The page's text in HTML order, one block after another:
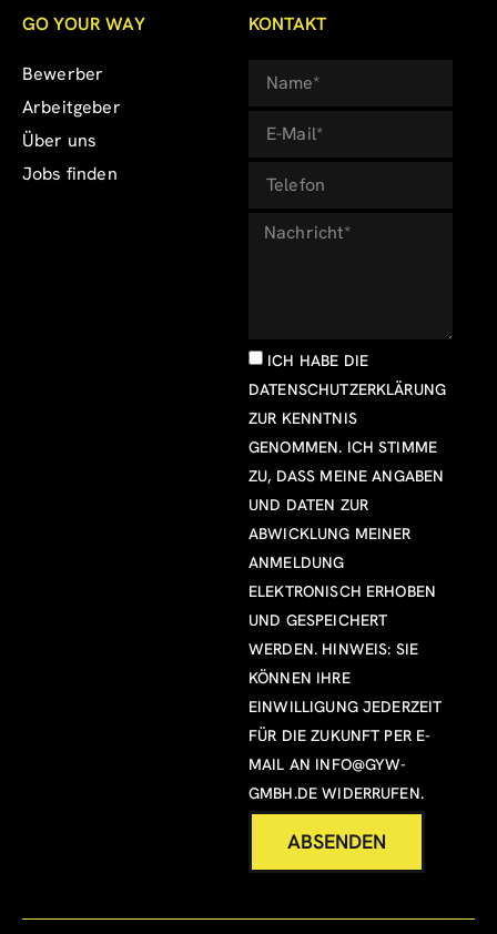
GO YOUR WAY
Bewerber
Arbeitgeber
Über uns
Jobs finden
KONTAKT
ICH HABE DIE
DATENSCHUTZERKLÄRUNG
ZUR KENNTNIS
GENOMMEN. ICH STIMME
ZU, DASS MEINE ANGABEN
UND DATEN ZUR
ABWICKLUNG MEINER
ANMELDUNG
ELEKTRONISCH ERHOBEN
UND GESPEICHERT
WERDEN. HINWEIS: SIE
KÖNNEN IHRE
EINWILLIGUNG JEDERZEIT
FÜR DIE ZUKUNFT PER E-
MAIL AN INFO@GYW-
GMBH.DE WIDERRUFEN.
ABSENDEN